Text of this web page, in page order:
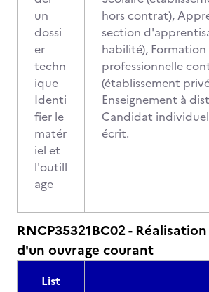
un
dossi
er
techn
ique
Identi
fier le
matér
iel et
l'outill
age
hors contrat),
section
habilité), Formation
professionnelle
(établissement
Enseignement à
Candidat
écrit.
RNCP35321BC02 -
d'un ouvrage courant
List